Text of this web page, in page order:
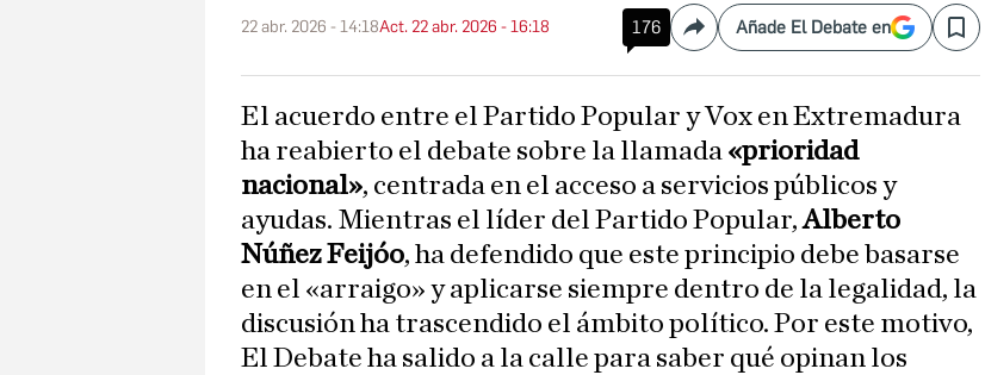
22 abr. 2026 - 14:18Act. 22 abr. 2026 - 16:18 176 CompartirAñade El Debate en Save
El acuerdo entre el Partido Popular y Vox en Extremadura
ha reabierto el debate sobre la llamada «prioridad
nacional», centrada en el acceso a servicios públicos y
ayudas. Mientras el líder del Partido Popular,Alberto
Núñez Feijóo, ha defendido que este principio debe basarse
en el «arraigo» y aplicarse siempre dentro de la legalidad, la
discusión ha trascendido el ámbito político. Por este motivo,
El Debate ha salido a la calle para saber qué opinan los